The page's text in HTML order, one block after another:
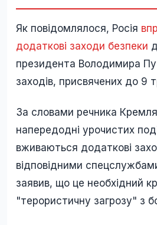
Як повідомлялося, Росія
додаткові заходи безпеки
президента Володимира
заходів, присвячених до 9
За словами речника
напередодні урочистих
вживаються додаткові
відповідними
заявив, що це необхідний
"терористичну загрозу" з